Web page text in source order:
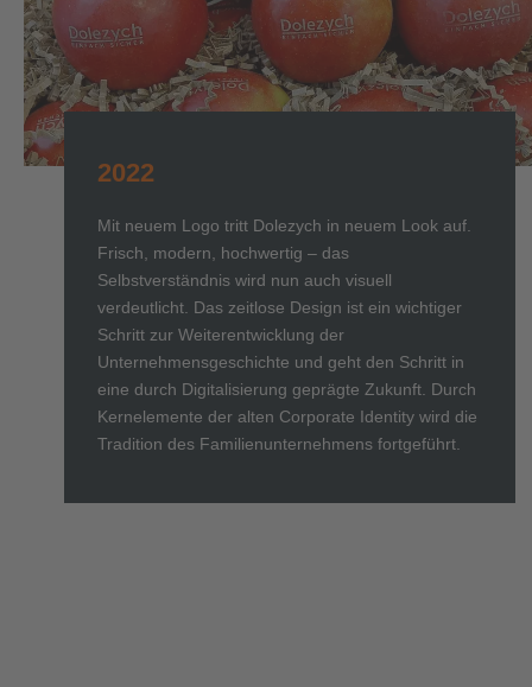
2022
Mit neuem Logo tritt Dolezych in neuem Look auf.
Frisch, modern, hochwertig – das
Selbstverständnis wird nun auch visuell
verdeutlicht. Das zeitlose Design ist ein wichtiger
Schritt zur Weiterentwicklung der
Unternehmensgeschichte und geht den Schritt in
eine durch Digitalisierung geprägte Zukunft. Durch
Kernelemente der alten Corporate Identity wird die
Tradition des Familienunternehmens fortgeführt.